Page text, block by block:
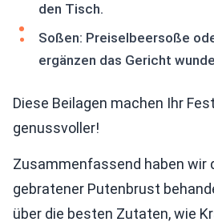
den Tisch.
Soßen: Preiselbeersoße
ergänzen das Gericht
Diese Beilagen machen Ihr
genussvoller!
Zusammenfassend haben wir
gebratener Putenbrust
über die besten Zutaten, wie